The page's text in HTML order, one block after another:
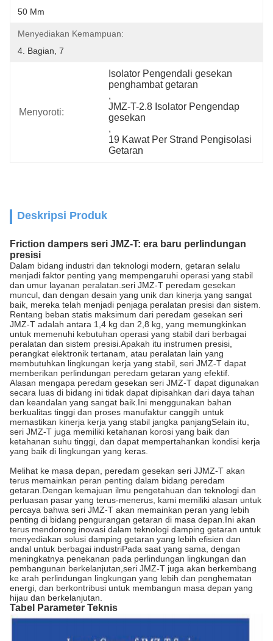
50 Mm
Menyediakan Kemampuan:
4. Bagian, 7
Menyoroti:
Isolator Pengendali gesekan
penghambat getaran
,
JMZ-T-2.8 Isolator Pengendap
gesekan
,
19 Kawat Per Strand Pengisolasi
Getaran
Deskripsi Produk
Friction dampers seri JMZ-T: era baru perlindungan
presisi
Dalam bidang industri dan teknologi modern, getaran selalu
menjadi faktor penting yang mempengaruhi operasi yang stabil
dan umur layanan peralatan.seri JMZ-T peredam gesekan
muncul, dan dengan desain yang unik dan kinerja yang sangat
baik, mereka telah menjadi penjaga peralatan presisi dan sistem.
Rentang beban statis maksimum dari peredam gesekan seri
JMZ-T adalah antara 1,4 kg dan 2,8 kg, yang memungkinkan
untuk memenuhi kebutuhan operasi yang stabil dari berbagai
peralatan dan sistem presisi.Apakah itu instrumen presisi,
perangkat elektronik tertanam, atau peralatan lain yang
membutuhkan lingkungan kerja yang stabil, seri JMZ-T dapat
memberikan perlindungan peredam getaran yang efektif.
Alasan mengapa peredam gesekan seri JMZ-T dapat digunakan
secara luas di bidang ini tidak dapat dipisahkan dari daya tahan
dan keandalan yang sangat baik.Ini menggunakan bahan
berkualitas tinggi dan proses manufaktur canggih untuk
memastikan kinerja kerja yang stabil jangka panjangSelain itu,
seri JMZ-T juga memiliki ketahanan korosi yang baik dan
ketahanan suhu tinggi, dan dapat mempertahankan kondisi kerja
yang baik di lingkungan yang keras.
Melihat ke masa depan, peredam gesekan seri JJMZ-T akan
terus memainkan peran penting dalam bidang peredam
getaran.Dengan kemajuan ilmu pengetahuan dan teknologi dan
perluasan pasar yang terus-menerus, kami memiliki alasan untuk
percaya bahwa seri JMZ-T akan memainkan peran yang lebih
penting di bidang pengurangan getaran di masa depan.Ini akan
terus mendorong inovasi dalam teknologi damping getaran untuk
menyediakan solusi damping getaran yang lebih efisien dan
andal untuk berbagai industriPada saat yang sama, dengan
meningkatnya penekanan pada perlindungan lingkungan dan
pembangunan berkelanjutan,seri JMZ-T juga akan berkembang
ke arah perlindungan lingkungan yang lebih dan penghematan
energi, dan berkontribusi untuk membangun masa depan yang
hijau dan berkelanjutan.
Tabel Parameter Teknis